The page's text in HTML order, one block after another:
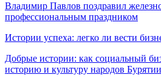
Владимир Павлов поздравил
профессиональным праздником
Истории успеха: легко ли вести
Добрые истории: как социальный
историю и культуру народов Бурятии